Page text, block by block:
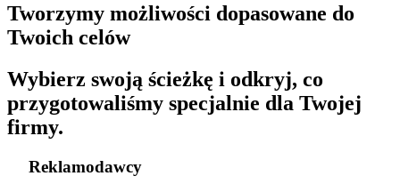
Tworzymy możliwości dopasowane do
Twoich celów
Wybierz swoją ścieżkę i odkryj, co
przygotowaliśmy specjalnie dla Twojej
firmy.
Reklamodawcy